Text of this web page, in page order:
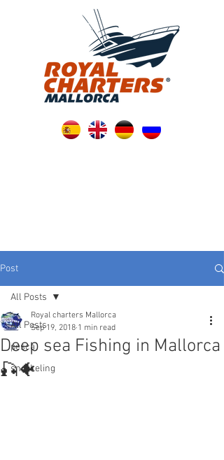
Post
All Posts
pesca
snorkeling
All Posts
Deep sea Fishing in Mallorca
🎣🐠
Royal charters Mallorca
Sep 19, 2018 1 min read